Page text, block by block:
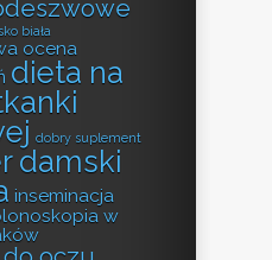
biała
ocena
dieta na
dobry suplement
damski
inseminacja
w